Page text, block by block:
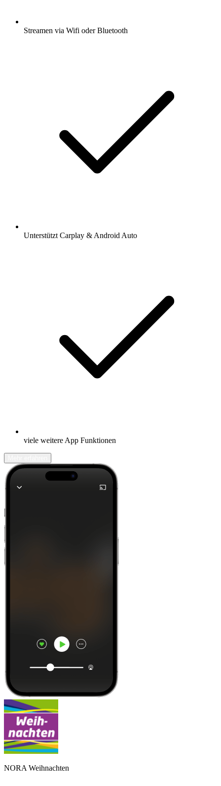
Streamen via Wifi oder Bluetooth
Unterstützt Carplay & Android Auto
viele weitere App Funktionen
NORA Weihnachten